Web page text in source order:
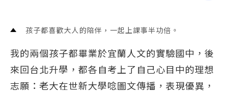
孩子都喜歡大人的陪伴，一起上課事半功倍。
我的兩個孩子都畢業於宜蘭人文的實驗國中，後
來回台北升學，都各自考上了自己心目中的理想
志願：老大在世新大學唸圖文傳播，表現優異，